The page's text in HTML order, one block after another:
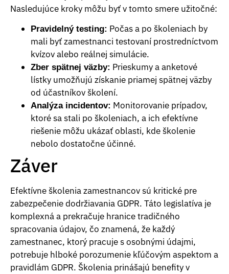
Nasledujúce kroky môžu byť v tomto smere užitočné:
Pravidelný testing: Počas a po školeniach by
mali byť zamestnanci testovaní prostredníctvom
kvízov alebo reálnej simulácie.
Zber spätnej väzby: Prieskumy a anketové
lístky umožňujú získanie priamej spätnej väzby
od účastníkov školení.
Analýza incidentov: Monitorovanie prípadov,
ktoré sa stali po školeniach, a ich efektívne
riešenie môžu ukázať oblasti, kde školenie
nebolo dostatočne účinné.
Záver
Efektívne školenia zamestnancov sú kritické pre
zabezpečenie dodržiavania GDPR. Táto legislatíva je
komplexná a prekračuje hranice tradičného
spracovania údajov, čo znamená, že každý
zamestnanec, ktorý pracuje s osobnými údajmi,
potrebuje hlboké porozumenie kľúčovým aspektom a
pravidlám GDPR. Školenia prinášajú benefity v